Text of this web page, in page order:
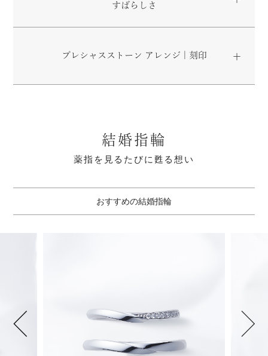
すばらしさ
プレシャスストーン アレンジ | 刻印
結婚指輪
薬指を見るたびに甦る想い
おすすめの結婚指輪